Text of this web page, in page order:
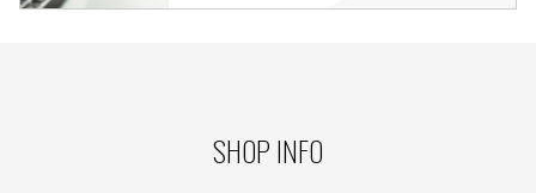
SHOP INFO